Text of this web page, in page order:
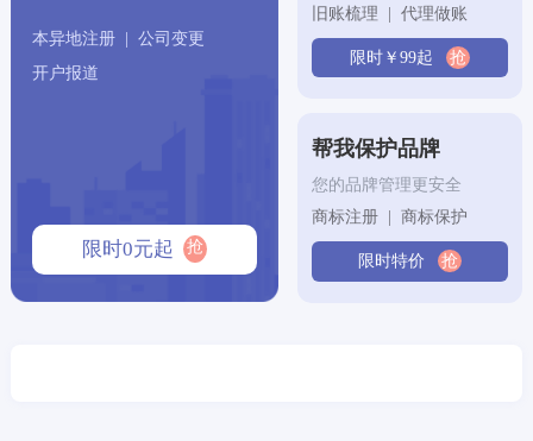
宁波市用户 138****2804 刚刚获取了 公司注册方案
刚刚获取了 商标注册方案
刚刚获取了 公司注册方案
杭州市用户 172****7084 专利申请方案
本异地注册 | 公司变更
开户报道
限时0元起 抢
旧账梳理 | 代理做账
限时￥99起 抢
帮我保护品牌
您的品牌管理更安全
商标注册 | 商标保护
限时特价 抢